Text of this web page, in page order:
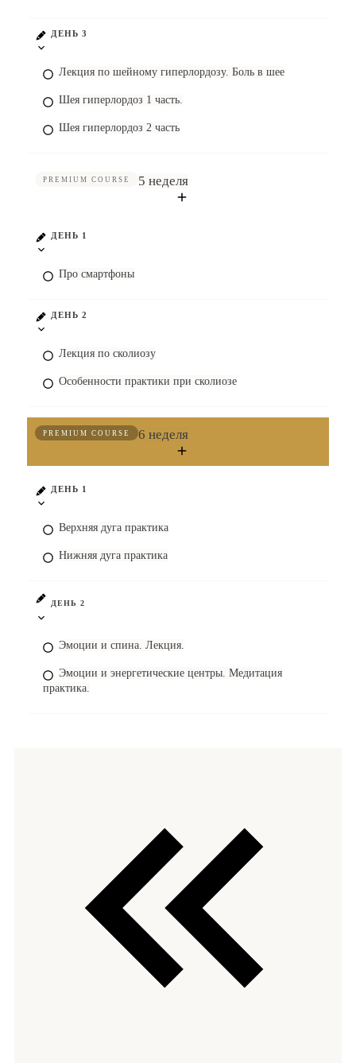
ДЕНЬ 3
Лекция по шейному гиперлордозу. Боль в шее
Шея гиперлордоз 1 часть.
Шея гиперлордоз 2 часть
PREMIUM COURSE 5 неделя
ДЕНЬ 1
Про смартфоны
ДЕНЬ 2
Лекция по сколиозу
Особенности практики при сколиозе
PREMIUM COURSE 6 неделя
ДЕНЬ 1
Верхняя дуга практика
Нижняя дуга практика
ДЕНЬ 2
Эмоции и спина. Лекция.
Эмоции и энергетические центры. Медитация
практика.